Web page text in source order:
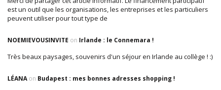
est un outil que les organisations, les entreprises et les particuliers
peuvent utiliser pour tout type de
NOEMIEVOUSINVITE on Irlande : le Connemara !
Très beaux paysages, souvenirs d'un séjour en Irlande au collège ! :)
LÉANAon Budapest : mes bonnes adresses shopping !